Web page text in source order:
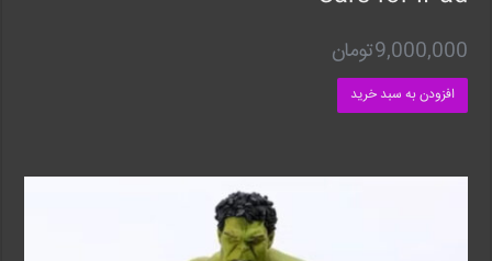
9,000,000تومان
افزودن به سبد خرید